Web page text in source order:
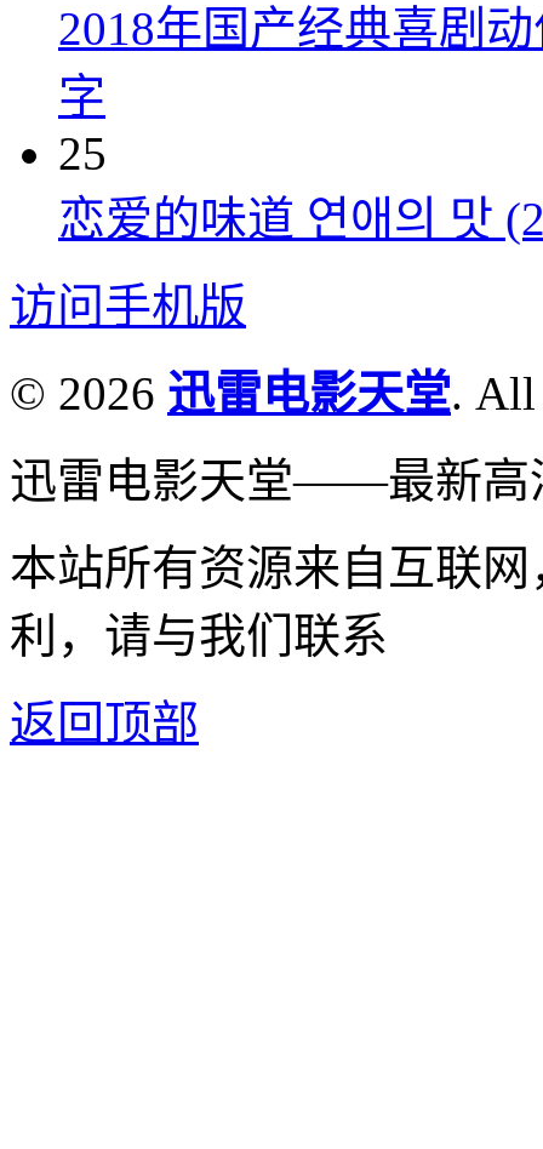
2018年国产经典喜剧
字
25
恋爱的味道 연애의 맛
访问手机版
© 2026 迅雷电影天堂. All
迅雷电影天堂——最新高
本站所有资源来自互联
利，请与我们联系
返回顶部